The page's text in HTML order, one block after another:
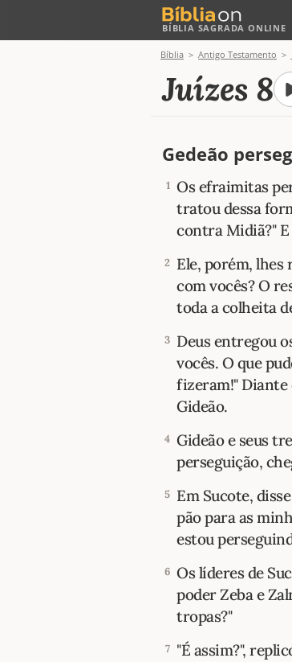
BÍBLIA SAGRADA ONLINE
Bíblia Antigo Testamento
Juízes 8
Gedeão
1 Os efraimitas
tratou dessa
contra Midiã?"
2 Ele, porém, lhes
com vocês? O
toda a colheita
3 Deus entregou
vocês. O que
fizeram!" Diante
Gideão.
4 Gideão e seus
perseguição,
5 Em Sucote,
pão para as
estou
6 Os líderes de
poder Zeba e
tropas?"
7 "É assim?",